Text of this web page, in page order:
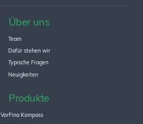
Über uns
Team
Dafür stehen wir
Typische Fragen
Neuigkeiten
Produkte
VorFina Kompass